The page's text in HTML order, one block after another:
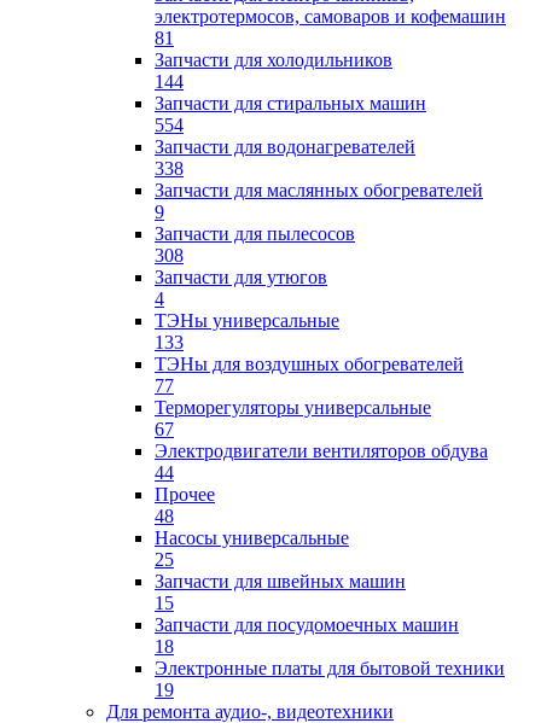
электротермосов, самоваров и кофемашин
81
Запчасти для холодильников
144
Запчасти для стиральных машин
554
Запчасти для водонагревателей
338
Запчасти для маслянных обогревателей
9
Запчасти для пылесосов
308
Запчасти для утюгов
4
ТЭНы универсальные
133
ТЭНы для воздушных обогревателей
77
Терморегуляторы универсальные
67
Электродвигатели вентиляторов обдува
44
Прочее
48
Насосы универсальные
25
Запчасти для швейных машин
15
Запчасти для посудомоечных машин
18
Электронные платы для бытовой техники
19
Для ремонта аудио-, видеотехники